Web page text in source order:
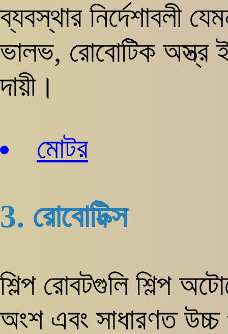
ব্যবস্থার নির্দেশাবলী
ভালভ, রোবোটিক অস্ত্র
দায়ী।
মোটর
3. রোবোটিক্স
শিল্প রোবটগুলি শিল্প
অংশ এবং সাধারণত